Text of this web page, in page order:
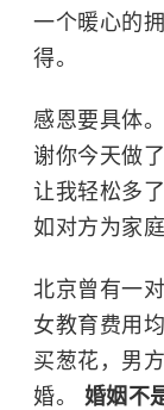
一个暖心的
得。
感恩要具体
谢你今天做
让我轻松多
如对方为家
北京曾有一
女教育费用
买葱花，男
婚。 婚姻不